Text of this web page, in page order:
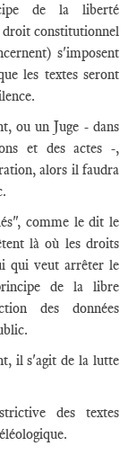
de la liberté
constitutionnel
s'imposent
les textes seront
ou un Juge - dans
et des actes -,
alors il faudra
comme le dit le
là où les droits
qui veut arrêter le
de la libre
des données
il s'agit de la lutte
des textes